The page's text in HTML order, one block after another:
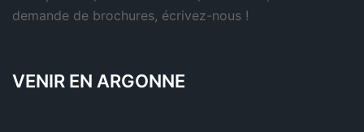
demande de brochures, écrivez-nous !
VENIR EN ARGONNE